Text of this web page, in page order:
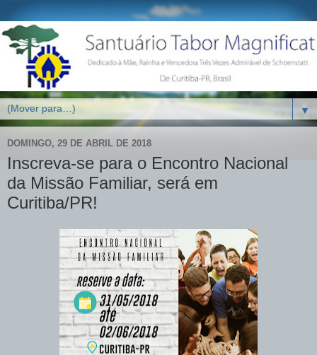
▼
DOMINGO, 29 DE ABRIL DE 2018
Inscreva-se para o Encontro Nacional
da Missão Familiar, será em
Curitiba/PR!